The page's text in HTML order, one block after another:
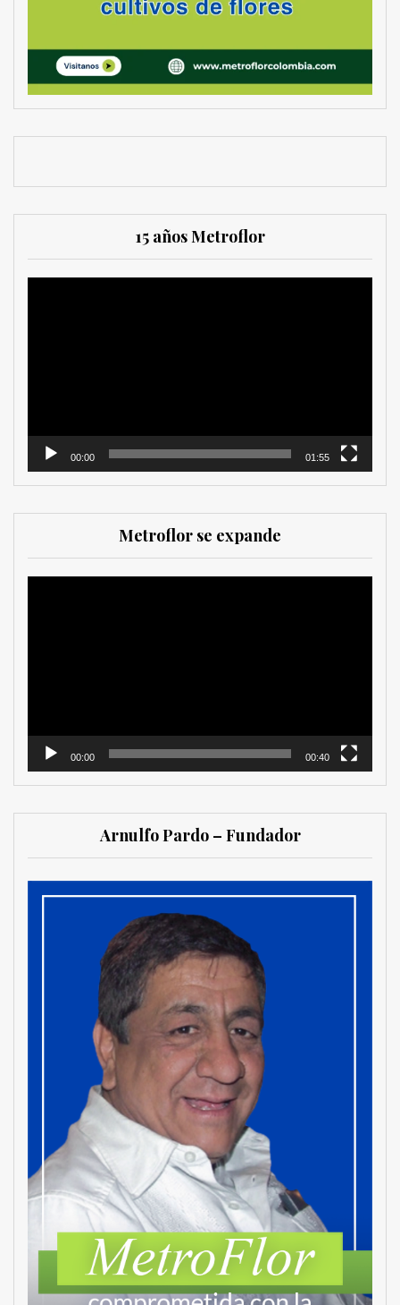
15 años Metroflor
00:00 01:55
Metroflor se expande
00:00 00:40
Arnulfo Pardo – Fundador
MetroChat